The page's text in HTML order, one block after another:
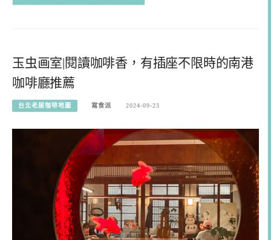
玉虫画室|閱讀咖啡香，有插座不限時的南港
咖啡廳推薦
台北老屋咖啡地圖 寫食派 2024-09-23